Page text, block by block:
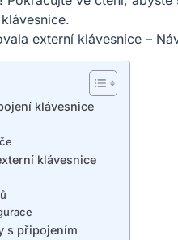
klávesnice
klávesnice
s připojením